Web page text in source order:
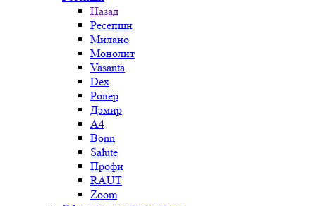
Назад
Ресепшн
Милано
Монолит
Vasanta
Dex
Ровер
Дэмир
A4
Bonn
Salute
Профи
RAUT
Zoom